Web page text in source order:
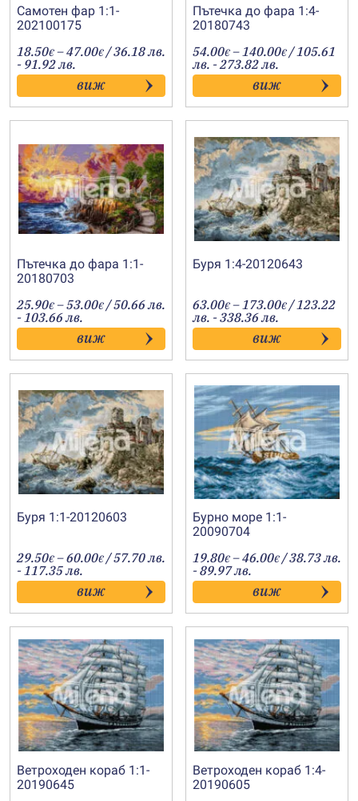
Самотен фар 1:1-
202100175
18.50€ –47.00€Price
range:
18.50€
through
47.00€
/ 36.18 лв.
- 91.92 лв.
виж
Пътечка до фара 1:4-
20180743
54.00€ –140.00€Price
range:
54.00€
through
140.00€
/ 105.61
лв. - 273.82 лв.
виж
Пътечка до фара 1:1-
20180703
25.90€ –53.00€Price
range:
25.90€
through
53.00€
/ 50.66 лв.
- 103.66 лв.
виж
Буря 1:4-20120643
63.00€ –173.00€Price
range:
63.00€
through
173.00€
/ 123.22
лв. - 338.36 лв.
виж
Буря 1:1-20120603
29.50€ –60.00€Price
range:
29.50€
through
60.00€
/ 57.70 лв.
- 117.35 лв.
виж
Бурно море 1:1-
20090704
19.80€ –46.00€Price
range:
19.80€
through
46.00€
/ 38.73 лв.
- 89.97 лв.
виж
Ветроходен кораб 1:1-
20190645
Ветроходен кораб 1:4-
20190605